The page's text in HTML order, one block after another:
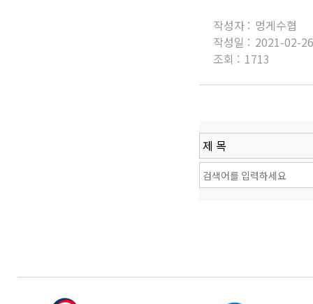
작성자 : 멍게수협
작성일 : 2021-02-26
조회 : 1713